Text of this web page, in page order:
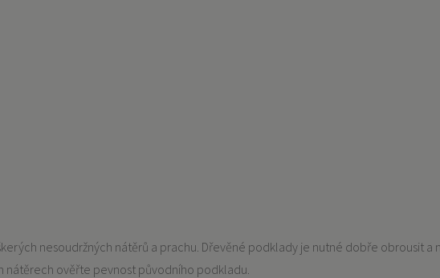
nesoudržných nátěrů a prachu. Dřevěné podklady je nutné dobře obrousit
nátěrech ověřte pevnost původního podkladu.